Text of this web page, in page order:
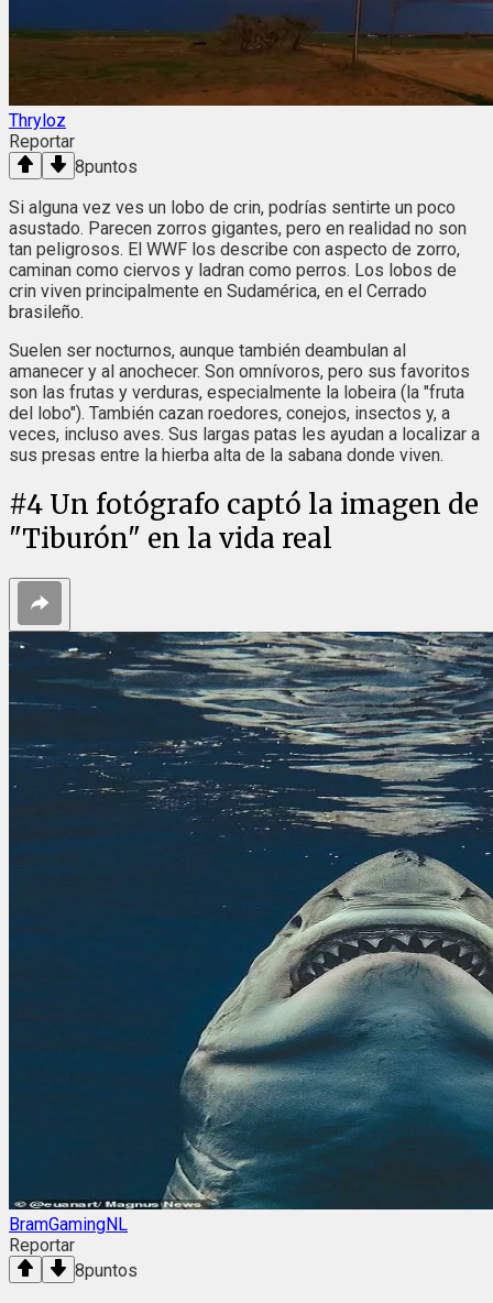
Thryloz
Reportar
8puntos
Si alguna vez ves un lobo de crin, podrías sentirte un poco
asustado. Parecen zorros gigantes, pero en realidad no son
tan peligrosos. El WWF los describe con aspecto de zorro,
caminan como ciervos y ladran como perros. Los lobos de
crin viven principalmente en Sudamérica, en el Cerrado
brasileño.
Suelen ser nocturnos, aunque también deambulan al
amanecer y al anochecer. Son omnívoros, pero sus favoritos
son las frutas y verduras, especialmente la lobeira (la "fruta
del lobo"). También cazan roedores, conejos, insectos y, a
veces, incluso aves. Sus largas patas les ayudan a localizar a
sus presas entre la hierba alta de la sabana donde viven.
#4 Un fotógrafo captó la imagen de
"Tiburón" en la vida real
BramGamingNL
Reportar
8puntos